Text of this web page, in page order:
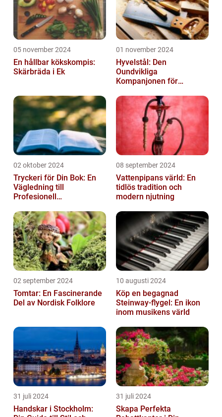
05 november 2024
En hållbar kökskompis:
Skärbräda i Ek
01 november 2024
Hyvelstål: Den
Oundvikliga
Kompanjonen för
02 oktober 2024
Tryckeri för Din Bok: En
Vägledning till
Profesionell
08 september 2024
Vattenpipans värld: En
tidlös tradition och
modern njutning
02 september 2024
Tomtar: En Fascinerande
Del av Nordisk Folklore
10 augusti 2024
Köp en begagnad
Steinway-flygel: En ikon
inom musikens värld
31 juli 2024
Handskar i Stockholm:
31 juli 2024
Skapa Perfekta